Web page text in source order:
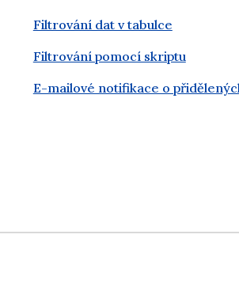
Filtrování dat v tabulce
Filtrování pomocí skriptu
E-mailové notifikace o